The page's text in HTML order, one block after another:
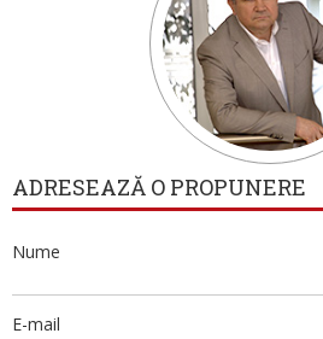
ADRESEAZĂ O PROPUNERE
Nume
E-mail